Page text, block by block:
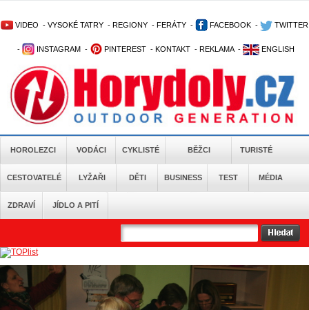
VIDEO - VYSOKÉ TATRY - REGIONY - FERÁTY - FACEBOOK - TWITTER
- INSTAGRAM - PINTEREST - KONTAKT - REKLAMA - ENGLISH
HOROLEZCI VODÁCI CYKLISTÉ BĚŽCI TURISTÉ
CESTOVATELÉ LYŽAŘI DĚTI BUSINESS TEST MÉDIA
ZDRAVÍ JÍDLO A PITÍ